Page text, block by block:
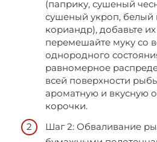
(паприку, сушеный
сушеный укроп, белый
кориандр), добавьте
перемешайте муку со
однородного
равномерное
всей поверхности
ароматную и вкусную
корочки.
Шаг 2: Обваливание